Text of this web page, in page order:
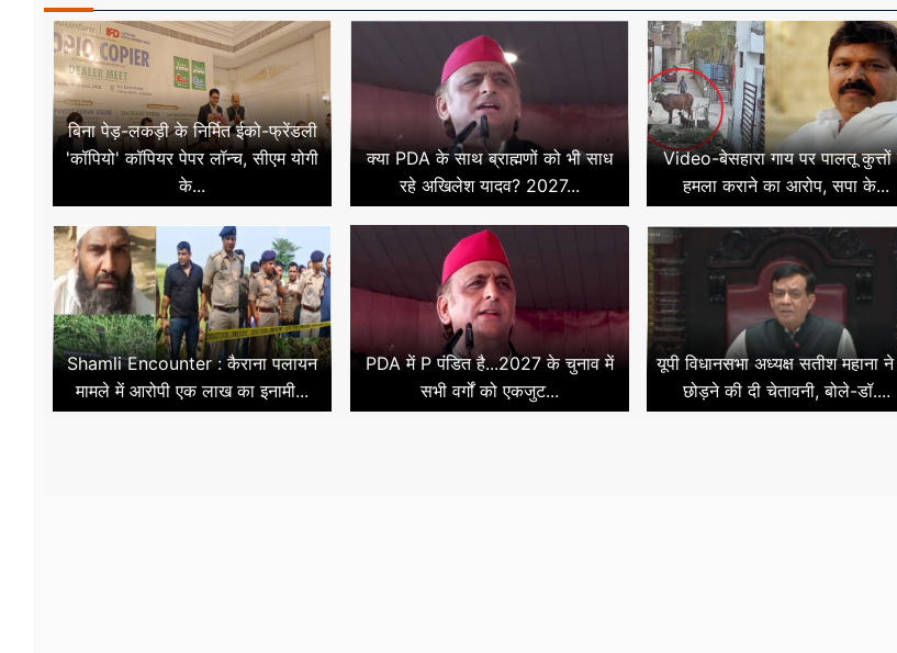
बिना पेड़-लकड़ी के निर्मित ईको-फ्रेंडली
'कॉपियो' कॉपियर पेपर लॉन्च, सीएम योगी
के...
क्या PDA के साथ ब्राह्मणों को भी साध
रहे अखिलेश यादव? 2027...
Video-बेसहारा गाय पर पालतू
हमला कराने का आरोप, सपा के...
Shamli Encounter : कैराना पलायन
मामले में आरोपी एक लाख का इनामी...
PDA में P पंडित है...2027 के चुनाव में
सभी वर्गों को एकजुट...
यूपी विधानसभा अध्यक्ष सतीश महाना
छोड़ने की दी चेतावनी, बोले-डॉ....